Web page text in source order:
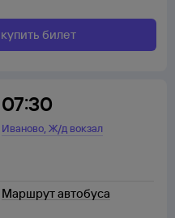
билет
07:30
Иваново,Ж/д вокзал
Маршрут автобуса